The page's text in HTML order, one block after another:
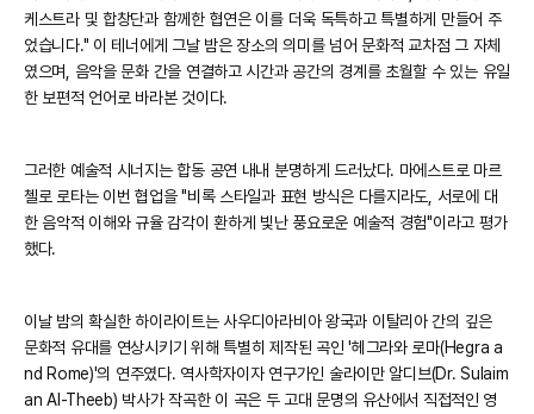
케스트라 및 합창단과 함께한 협연은 이를 더욱 독특하고 특별하게 만들어 주
었습니다." 이 테너에게 그날 밤은 장소의 의미를 넘어 문화적 교차점 그 자체
였으며, 음악을 문화 간을 연결하고 시간과 공간의 경계를 초월할 수 있는 유일
한 보편적 언어로 바라본 것이다.
그러한 예술적 시너지는 합동 공연 내내 분명하게 드러났다. 마에스트로 마르
첼로 로타는 이번 협업을 "비록 스타일과 표현 방식은 다를지라도, 서로에 대
한 음악적 이해와 규율 감각이 환하게 빛난 풍요로운 예술적 경험"이라고 평가
했다.
이날 밤의 확실한 하이라이트는 사우디아라비아 왕국과 이탈리아 간의 깊은
문화적 유대를 연상시키기 위해 특별히 제작된 곡인 '헤그라와 로마(Hegra a
nd Rome)'의 연주였다. 역사학자이자 연구가인 술라이만 알디브(Dr. Sulaim
an Al-Theeb) 박사가 작곡한 이 곡은 두 고대 문명의 유산에서 직접적인 영